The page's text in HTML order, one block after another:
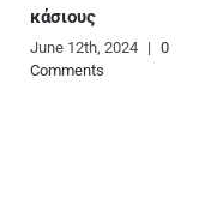
κάσιους
June 12th, 2024 | 0
Comments